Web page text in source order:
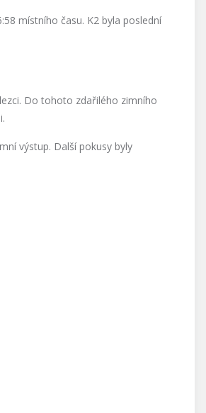
místního času. K2 byla poslední
Do tohoto zdařilého zimního
výstup. Další pokusy byly